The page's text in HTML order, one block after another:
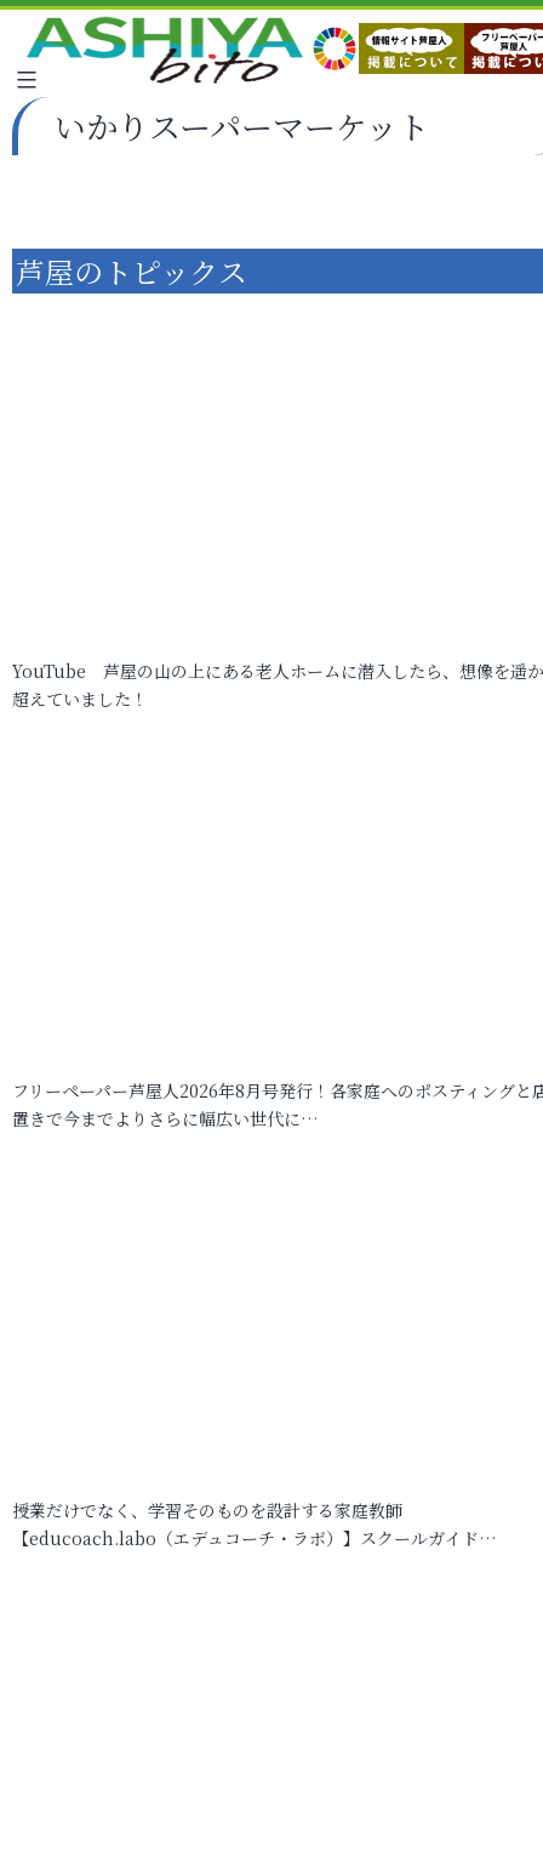
いかりスーパーマーケット
芦屋のトピックス
YouTube 芦屋の山の上にある老人ホームに潜入したら、想像を遥
超えていました！
フリーペーパー芦屋人2026年8月号発行！各家庭へのポスティングと
置きで今までよりさらに幅広い世代に…
授業だけでなく、学習そのものを設計する家庭教師
【educoach.labo（エデュコーチ・ラボ）】スクールガイド…